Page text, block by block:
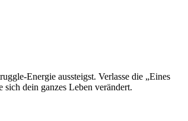
Energie aussteigst. Verlasse die „Eines
dein ganzes Leben verändert.